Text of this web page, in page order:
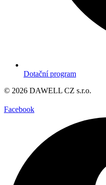
Dotační program
© 2026 DAWELL CZ s.r.o.
Facebook